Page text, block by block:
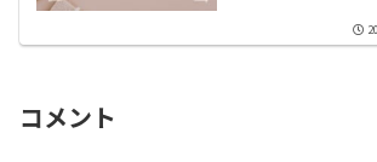
コメント